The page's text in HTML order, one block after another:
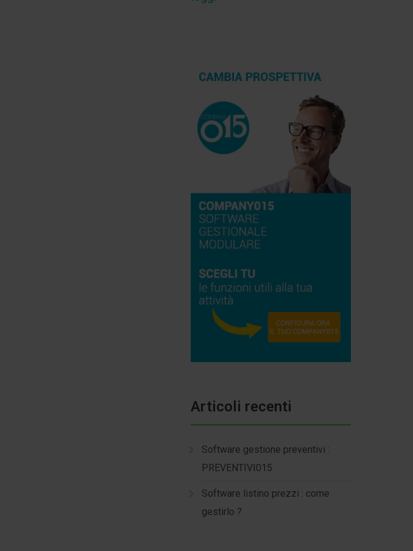
Articoli recenti
Software gestione preventivi :
PREVENTIVI015
Software listino prezzi : come
gestirlo ?